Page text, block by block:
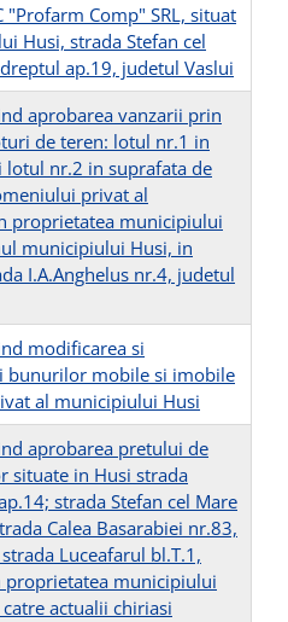
"Profarm Comp" SRL, situat
Husi, strada Stefan cel
ap.19, judetul Vaslui
aprobarea vanzarii prin
de teren: lotul nr.1 in
lotul nr.2 in suprafata de
privat al
proprietatea municipiului
municipiului Husi, in
I.A.Anghelus nr.4, judetul
modificarea si
bunurilor mobile si imobile
al municipiului Husi
aprobarea pretului de
situate in Husi strada
strada Stefan cel Mare
Calea Basarabiei nr.83,
Luceafarul bl.T.1,
proprietatea municipiului
actualii chiriasi